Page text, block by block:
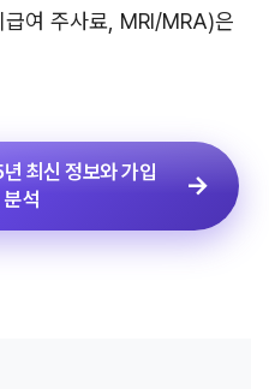
여 주사료, MRI/MRA)은
최신 정보와 가입
석